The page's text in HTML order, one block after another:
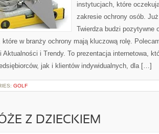
instytucjach, które
zakresie ochrony osób.
Twierdza budzi pozytywne
które w branży ochrony mają kluczową rolę.
Aktualności i Trendy. To prezentacja internetowa,
jak i klientów indywidualnych, dla […]
GOLF
Z DZIECKIEM